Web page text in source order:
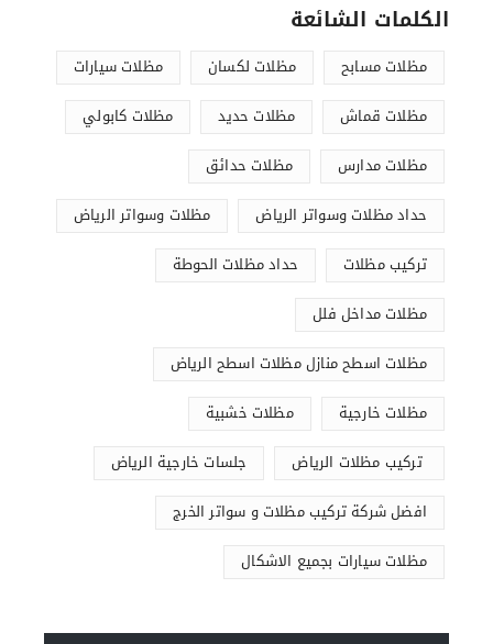
الكلمات الشائعة
مظلات سيارات مظلات لكسان
مظلات مسابح
مظلات كابولي
مظلات حديد
مظلات قماش
مظلات حدائق
مظلات مدارس
مظلات وسواتر الرياض
حداد مظلات وسواتر الرياض
حداد مظلات الحوطة
تركيب مظلات
مظلات مداخل فلل
مظلات اسطح منازل مظلات اسطح الرياض
مظلات خشبية
مظلات خارجية
جلسات خارجية الرياض
تركيب مظلات الرياض
افضل شركة تركيب مظلات و سواتر الخرج
مظلات سيارات بجميع الاشكال